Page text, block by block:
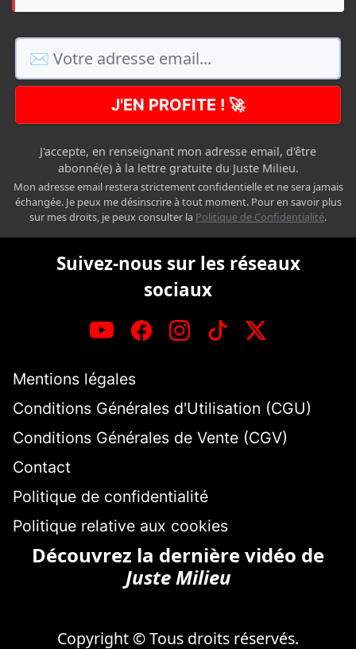
J'EN PROFITE ! 🚀
J'accepte, en renseignant mon adresse email, d'être
abonné(e) à la lettre gratuite du Juste Milieu.
Mon adresse email restera strictement confidentielle et ne sera jamais
échangée. Je peux me désinscrire à tout moment. Pour en savoir plus
sur mes droits, je peux consulter la Politique de Confidentialité.
Suivez-nous sur les réseaux
sociaux
Mentions légales
Conditions Générales d'Utilisation (CGU)
Conditions Générales de Vente (CGV)
Contact
Politique de confidentialité
Politique relative aux cookies
Découvrez la dernière vidéo de
Juste Milieu
Copyright © Tous droits réservés.